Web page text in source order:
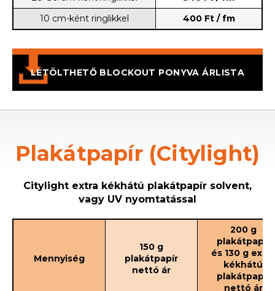
10 cm-ként ringlikkel
400 Ft / fm
LETÖLTHETŐ BLOCKOUT PONYVA ÁRLISTA
Plakátpapír (Citylight)
Citylight extra kékhátú plakátpapír solvent,
vagy UV nyomtatással
Mennyiség
150 g
plakátpapír
nettó ár
200 g
plakátpapír
és 130 g extra
kékhátú
plakátpapír
nettó ár